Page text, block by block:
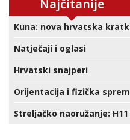
Najčitanije
Kuna: nova hrvatska
Natječaji i oglasi
Hrvatski snajperi
Orijentacija i fizička
Streljačko naoružanje: